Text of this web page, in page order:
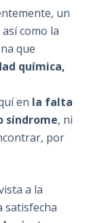
un
como la
que
química,
en la falta
síndrome, ni
por
a la
satisfecha